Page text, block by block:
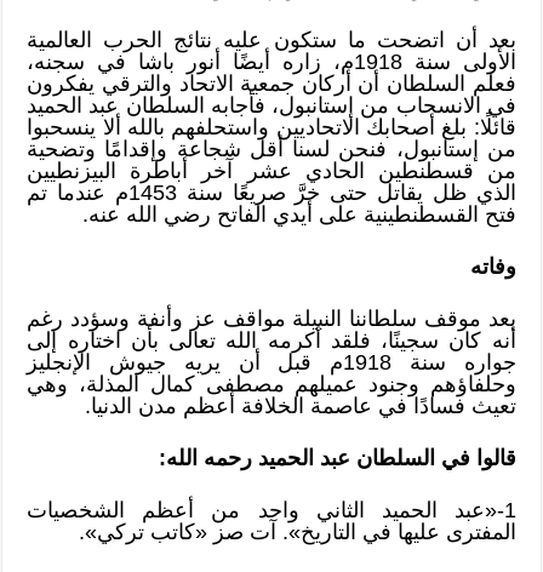
بعد أن اتضحت ما ستكون عليه نتائج الحرب العالمية
الأولى سنة 1918م، زاره أيضًا أنور باشا في سجنه،
فعلم السلطان أن أركان جمعية الاتحاد والترقي يفكرون
في الانسحاب من إستانبول، فأجابه السلطان عبد الحميد
قائلًا: بلغ أصحابك الاتحاديين واستحلفهم بالله ألا ينسحبوا
من إستانبول، فنحن لسنا أقل شجاعة وإقدامًا وتضحية
من قسطنطين الحادي عشر آخر أباطرة البيزنطيين
الذي ظل يقاتل حتى خرَّ صريعًا سنة 1453م عندما تم
فتح القسطنطينية على أيدي الفاتح رضي الله عنه.
وفاته
بعد موقف سلطاننا النبيلة مواقف عز وأنفة وسؤدد رغم
أنه كان سجينًا، فلقد أكرمه الله تعالى بأن اختاره إلى
جواره سنة 1918م قبل أن يريه جيوش الإنجليز
وحلفاؤهم وجنود عميلهم مصطفى كمال المذلة، وهي
تعيث فسادًا في عاصمة الخلافة أعظم مدن الدنيا.
قالوا في السلطان عبد الحميد رحمه الله:
1-«عبد الحميد الثاني واحد من أعظم الشخصيات
المفترى عليها في التاريخ». آت صز «كاتب تركي».